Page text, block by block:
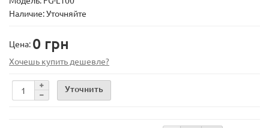
Наличие: Уточняйте
Цена: 0 грн
Хочешь купить дешевле?
Уточнить